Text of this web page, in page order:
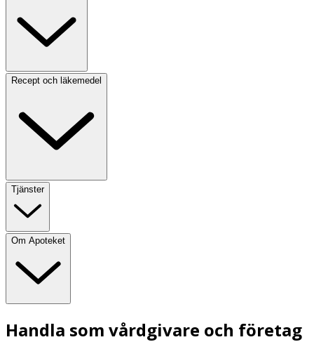
Recept och läkemedel
Tjänster
Om Apoteket
Handla som vårdgivare och företag